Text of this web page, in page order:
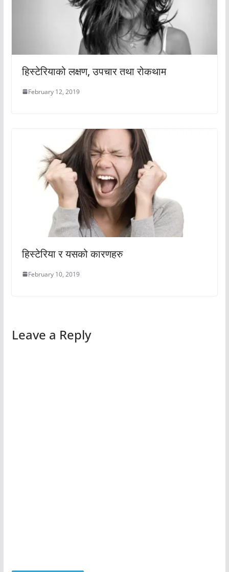
हिस्टेरियाको लक्षण, उपचार तथा रोकथाम
February 12, 2019
हिस्टेरिया र यसको कारणहरु
February 10, 2019
Leave a Reply